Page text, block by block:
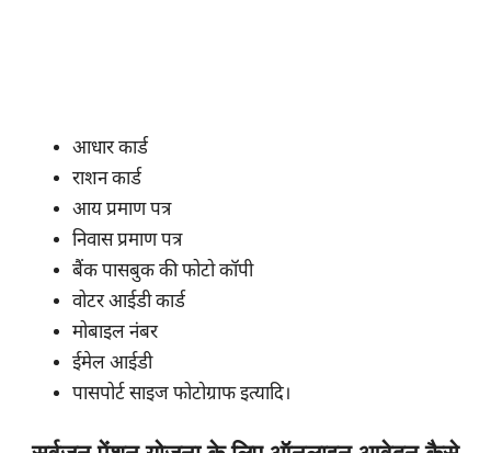
आधार कार्ड
राशन कार्ड
आय प्रमाण पत्र
निवास प्रमाण पत्र
बैंक पासबुक की फोटो कॉपी
वोटर आईडी कार्ड
मोबाइल नंबर
ईमेल आईडी
पासपोर्ट साइज फोटोग्राफ इत्यादि।